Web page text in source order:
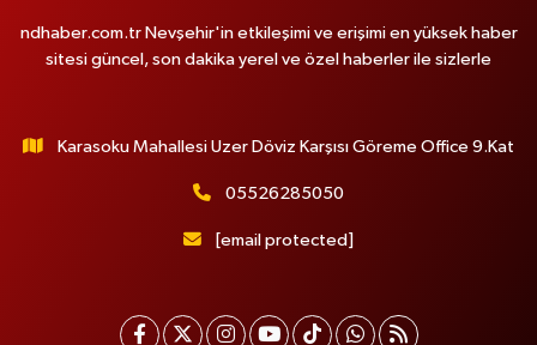
ndhaber.com.tr Nevşehir'in etkileşimi ve erişimi en yüksek haber
sitesi güncel, son dakika yerel ve özel haberler ile sizlerle
Karasoku Mahallesi Uzer Döviz Karşısı Göreme Office 9.Kat
05526285050
[email protected]